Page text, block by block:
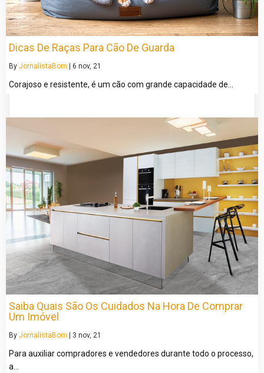
Dicas De Raças Para Cão De Guarda
By JornalistaBom 6 nov, 21
Corajoso e resistente, é um cão com grande capacidade de…
Saiba Quais São Os Cuidados Na Hora De Comprar
Um Imóvel
By JornalistaBom | 3 nov, 21
Para auxiliar compradores e vendedores durante todo o processo,
a…